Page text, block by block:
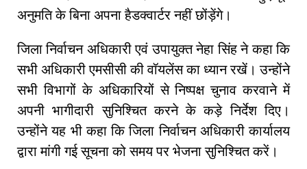
अनुमति के बिना अपना हैडक्वार्टर नहीं छोंड़ेंगे।
जिला निर्वाचन अधिकारी एवं उपायुक्त नेहा सिंह ने कहा कि
सभी अधिकारी एमसीसी की वॉयलेंस का ध्यान रखें। उन्होंने
सभी विभागों के अधिकारियों से निष्पक्ष चुनाव करवाने में
अपनी भागीदारी सुनिश्चित करने के कड़े निर्देश दिए।
उन्होंने यह भी कहा कि जिला निर्वाचन अधिकारी कार्यालय
द्वारा मांगी गई सूचना को समय पर भेजना सुनिश्चित करें।